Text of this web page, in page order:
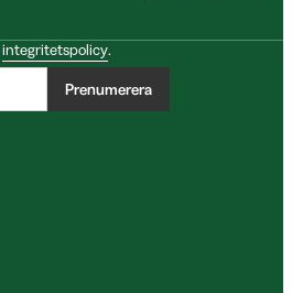
integritetspolicy.
Prenumerera